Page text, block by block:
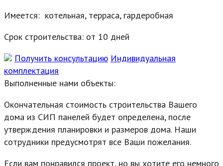
Имеется: котельная, терраса, гардеробная
Срок строительства: от 10 дней
Получить консультацию Индивидуальная
комплектация
Выполненные нами объекты:
Окончательная стоимость строительства Вашего
дома из СИП панелей будет определена, после
утверждения планировки и размеров дома. Наши
сотрудники предусмотрят все Ваши пожелания.
Если вам понравился проект, но вы хотите его немного